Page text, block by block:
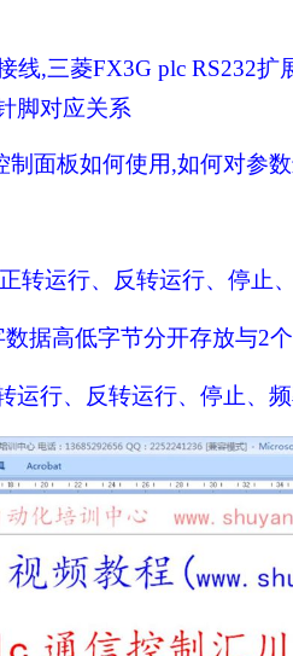
线,三菱FX3G plc RS232扩
脚对应关系
制面板如何使用,如何对参
转运行、反转运行、停止
据高低字节分开存放与2
运行、反转运行、停止、